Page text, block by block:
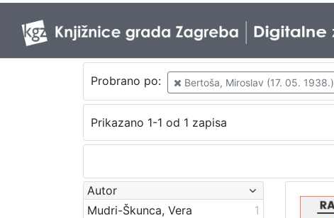
Probrano po: Bertoša, Miroslav (17. 05. 1938.)
Prikazano 1-1 od 1 zapisa
Autor
Mudri-Škunca, Vera
1